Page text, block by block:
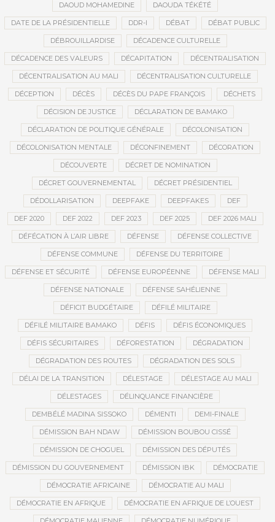
DAOUD MOHAMEDINE DAOUDA TÉKÉTÉ
DATE DE LA PRÉSIDENTIELLE DDR-I DÉBAT DÉBAT PUBLIC
DÉBROUILLARDISE DÉCADENCE CULTURELLE
DÉCADENCE DES VALEURS DÉCAPITATION DÉCENTRALISATION
DÉCENTRALISATION AU MALI DÉCENTRALISATION CULTURELLE
DÉCEPTION DÉCÈS DÉCÈS DU PAPE FRANÇOIS DÉCHETS
DÉCISION DE JUSTICE DÉCLARATION DE BAMAKO
DÉCLARATION DE POLITIQUE GÉNÉRALE DÉCOLONISATION
DÉCOLONISATION MENTALE DÉCONFINEMENT DÉCORATION
DÉCOUVERTE DÉCRET DE NOMINATION
DÉCRET GOUVERNEMENTAL DÉCRET PRÉSIDENTIEL
DÉDOLLARISATION DEEPFAKE DEEPFAKES DEF
DEF 2020 DEF 2022 DEF 2023 DEF 2025 DEF 2026 MALI
DÉFÉCATION À L’AIR LIBRE DÉFENSE DÉFENSE COLLECTIVE
DÉFENSE COMMUNE DÉFENSE DU TERRITOIRE
DÉFENSE ET SÉCURITÉ DÉFENSE EUROPÉENNE DÉFENSE MALI
DÉFENSE NATIONALE DÉFENSE SAHÉLIENNE
DÉFICIT BUDGÉTAIRE DÉFILÉ MILITAIRE
DÉFILÉ MILITAIRE BAMAKO DÉFIS DÉFIS ÉCONOMIQUES
DÉFIS SÉCURITAIRES DÉFORESTATION DÉGRADATION
DÉGRADATION DES ROUTES DÉGRADATION DES SOLS
DÉLAI DE LA TRANSITION DÉLESTAGE DÉLESTAGE AU MALI
DÉLESTAGES DÉLINQUANCE FINANCIÈRE
DEMBÉLÉ MADINA SISSOKO DÉMENTI DEMI-FINALE
DÉMISSION BAH NDAW DÉMISSION BOUBOU CISSÉ
DÉMISSION DE CHOGUEL DÉMISSION DES DÉPUTÉS
DÉMISSION DU GOUVERNEMENT DÉMISSION IBK DÉMOCRATIE
DÉMOCRATIE AFRICAINE DÉMOCRATIE AU MALI
DÉMOCRATIE EN AFRIQUE DÉMOCRATIE EN AFRIQUE DE L’OUEST